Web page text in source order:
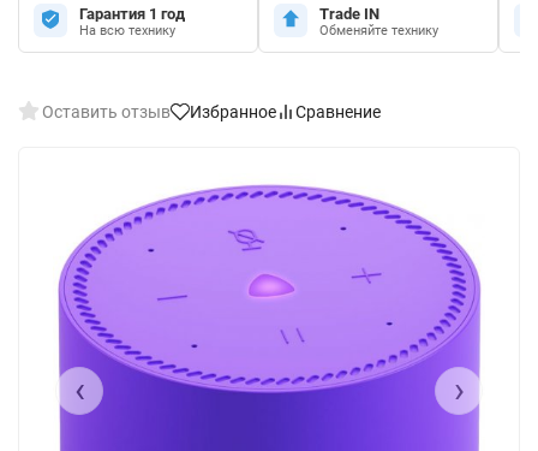
Гарантия 1 год
На всю технику
Trade IN
Обменяйте технику
Оставить отзыв Избранное Сравнение
‹ ›